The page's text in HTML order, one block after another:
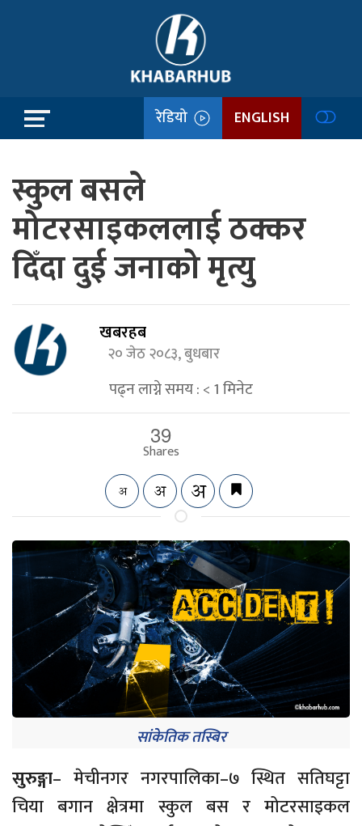
रेडियो ENGLISH
स्कुल बसले
मोटरसाइकललाई ठक्कर
दिँदा दुई जनाको मृत्यु
खबरहब
२० जेठ २०८३, बुधबार
पढ्न लाग्ने समय :< 1मिनेट
39
Shares
सांकेतिक तस्बिर
सुरुङ्गा– मेचीनगर नगरपालिका–७ स्थित सतिघट्टा
चिया बगान क्षेत्रमा स्कुल बस र मोटरसाइकल